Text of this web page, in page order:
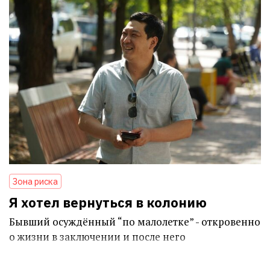
Зона риска
Я хотел вернуться в колонию
Бывший осуждённый “по малолетке” - откровенно
о жизни в заключении и после него